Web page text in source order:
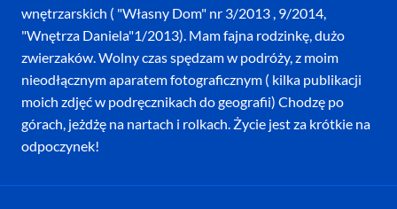
wnętrzarskich ( "Własny Dom" nr 3/2013 , 9/2014,
"Wnętrza Daniela"1/2013). Mam fajna rodzinkę, dużo
zwierzaków. Wolny czas spędzam w podróży, z moim
nieodłącznym aparatem fotograficznym ( kilka publikacji
moich zdjęć w podręcznikach do geografii) Chodzę po
górach, jeżdżę na nartach i rolkach. Życie jest za krótkie na
odpoczynek!